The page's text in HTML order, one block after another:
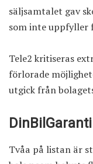
säljsamtalet gav
som inte uppfyller
Tele2 kritiseras
förlorade
utgick från
Tvåa på listan är